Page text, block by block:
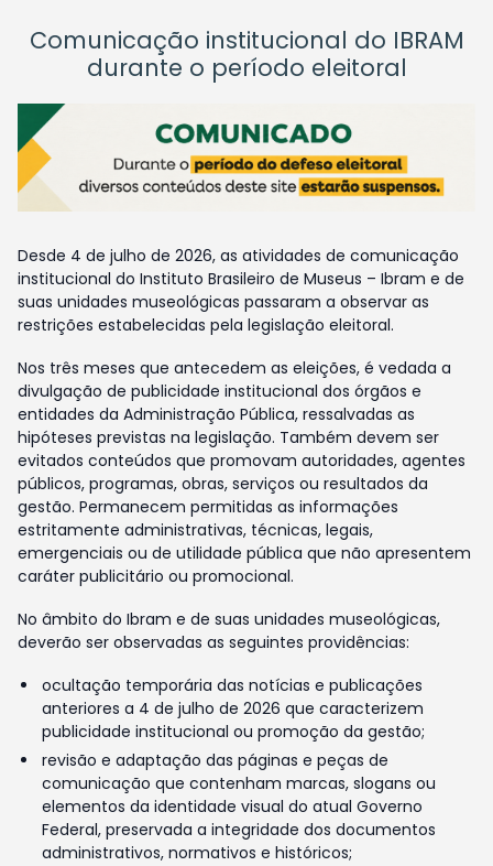
Comunicação institucional do IBRAM
durante o período eleitoral
Desde 4 de julho de 2026, as atividades de comunicação
institucional do Instituto Brasileiro de Museus – Ibram e de
suas unidades museológicas passaram a observar as
restrições estabelecidas pela legislação eleitoral.
Nos três meses que antecedem as eleições, é vedada a
divulgação de publicidade institucional dos órgãos e
entidades da Administração Pública, ressalvadas as
hipóteses previstas na legislação. Também devem ser
evitados conteúdos que promovam autoridades, agentes
públicos, programas, obras, serviços ou resultados da
gestão. Permanecem permitidas as informações
estritamente administrativas, técnicas, legais,
emergenciais ou de utilidade pública que não apresentem
caráter publicitário ou promocional.
No âmbito do Ibram e de suas unidades museológicas,
deverão ser observadas as seguintes providências:
ocultação temporária das notícias e publicações
anteriores a 4 de julho de 2026 que caracterizem
publicidade institucional ou promoção da gestão;
revisão e adaptação das páginas e peças de
comunicação que contenham marcas, slogans ou
elementos da identidade visual do atual Governo
Federal, preservada a integridade dos documentos
administrativos, normativos e históricos;